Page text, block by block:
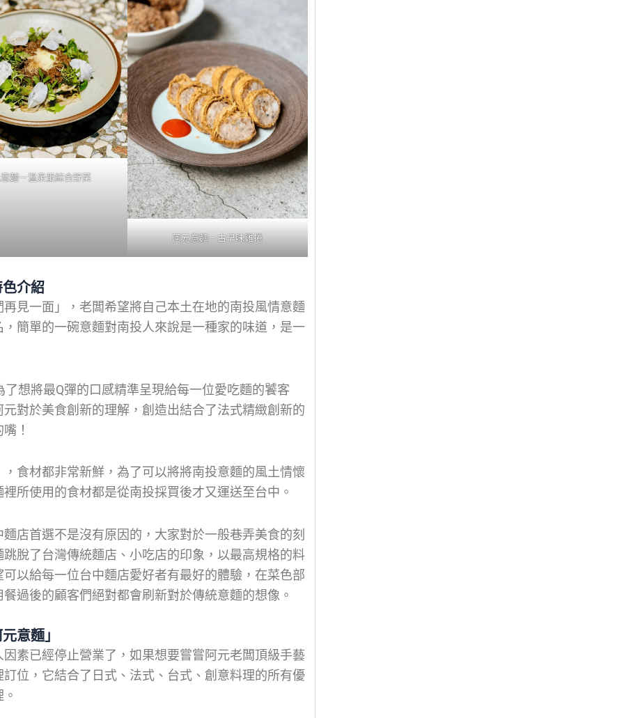
麵－溫泉蛋綜合野菜
阿元意麵－古早味雞捲
介紹
見一面」，老闆希望將自己本土在地的南投風情意麵
簡單的一碗意麵對南投人來說是一種家的味道，是一
想將最Q彈的口感精準呈現給每一位愛吃麵的饕客
對於美食創新的理解，創造出結合了法式精緻創新的
！
食材都非常新鮮，為了可以將將南投意麵的風土情懷
所使用的食材都是從南投採買後才又運送至台中。
店首選不是沒有原因的，大家對於一般巷弄美食的刻
脫了台灣傳統麵店、小吃店的印象，以最高規格的料
以給每一位台中麵店愛好者有最好的體驗，在菜色部
過後的顧客們絕對都會刷新對於傳統意麵的想像。
意麵」
素已經停止營業了，如果想要嘗嘗阿元老闆頂級手藝
位，它結合了日式、法式、台式、創意料理的所有優